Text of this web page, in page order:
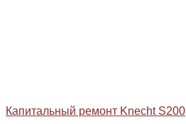
Капитальный ремонт Knecht S200